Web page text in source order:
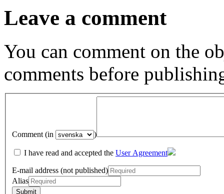
Leave a comment
You can comment on the
comments before
Comment (in )
I have read and accepted the User Agreement
E-mail address (not published)
Alias